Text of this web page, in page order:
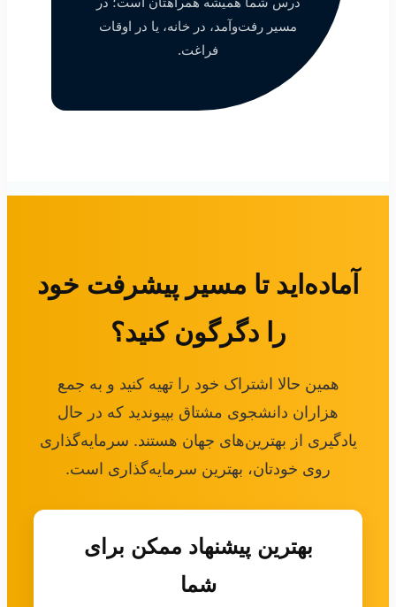
مسیر رفت‌وآمد، در خانه، یا در اوقات
فراغت.
آماده‌اید تا مسیر پیشرفت خود
را دگرگون کنید؟
همین حالا اشتراک خود را تهیه کنید و به جمع
هزاران دانشجوی مشتاق بپیوندید که در حال
یادگیری از بهترین‌های جهان هستند. سرمایه‌گذاری
روی خودتان، بهترین سرمایه‌گذاری است.
بهترین پیشنهاد ممکن برای
شما